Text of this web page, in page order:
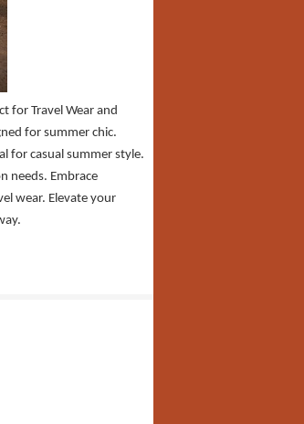
for Travel Wear and
for summer chic.
for casual summer style.
needs. Embrace
wear. Elevate your